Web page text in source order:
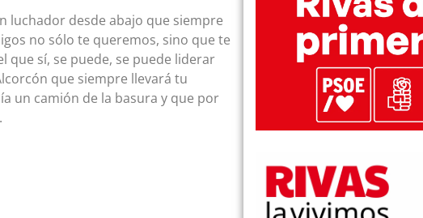
luchador desde abajo que siempre
no sólo te queremos, sino que te
que sí, se puede, se puede liderar
que siempre llevará tu
un camión de la basura y que por